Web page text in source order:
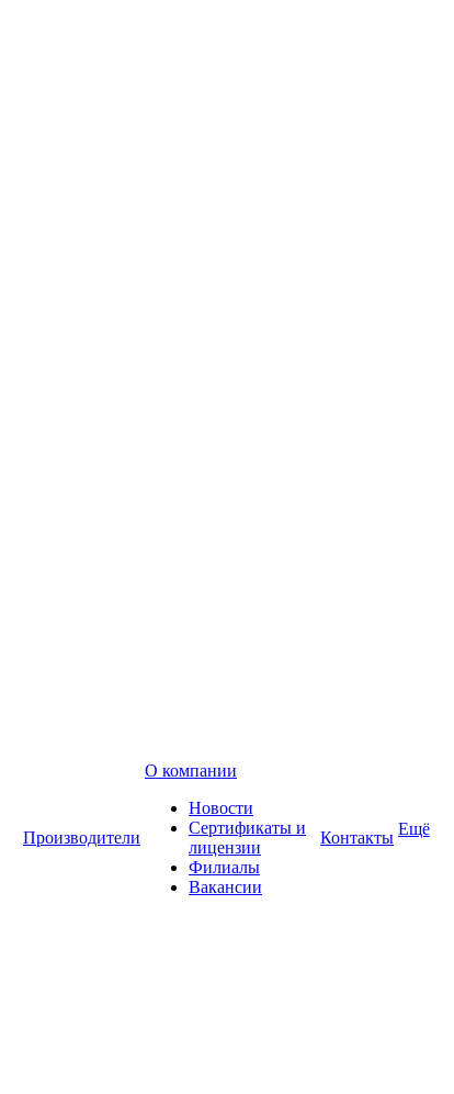
Производители
О компании
Новости
Сертификаты и
лицензии
Филиалы
Вакансии
Контакты Ещё